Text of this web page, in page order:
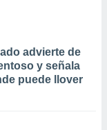
advierte de
y señala
puede llover